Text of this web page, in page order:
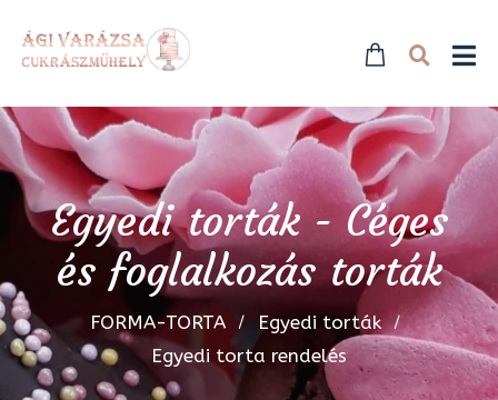
Egyedi torták - Céges
és foglalkozás torták
FORMA-TORTA
Egyedi torták
Egyedi torta rendelés